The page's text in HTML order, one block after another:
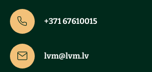
+371 67610015
lvm@lvm.lv